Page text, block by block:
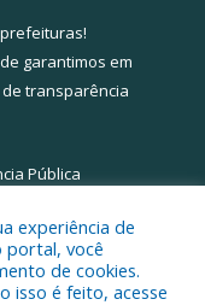
!
garantimos em
transparência
Pública
de Santa Maria
experiência de
portal, você
de cookies.
isso é feito, acesse